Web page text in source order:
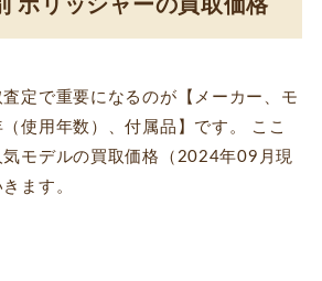
ポリッシャーの買取価格
定で重要になるのが【メーカー、モ
使用年数）、付属品】です。 ここ
モデルの買取価格（2024年09月現
ます。